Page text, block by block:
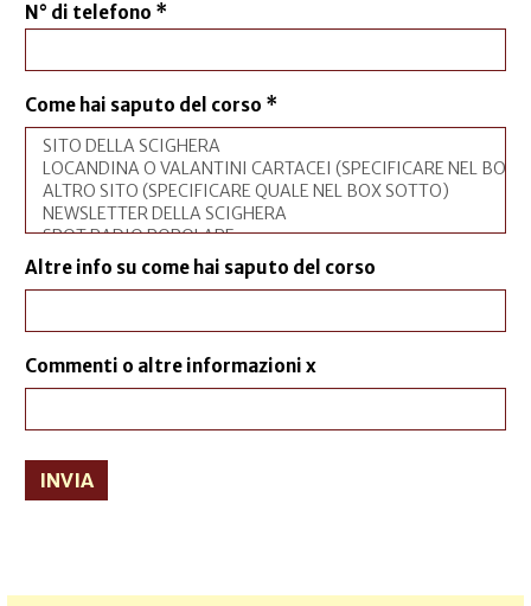
N° di telefono *
Come hai saputo del corso *
Altre info su come hai saputo del corso
Commenti o altre informazioni x
INVIA